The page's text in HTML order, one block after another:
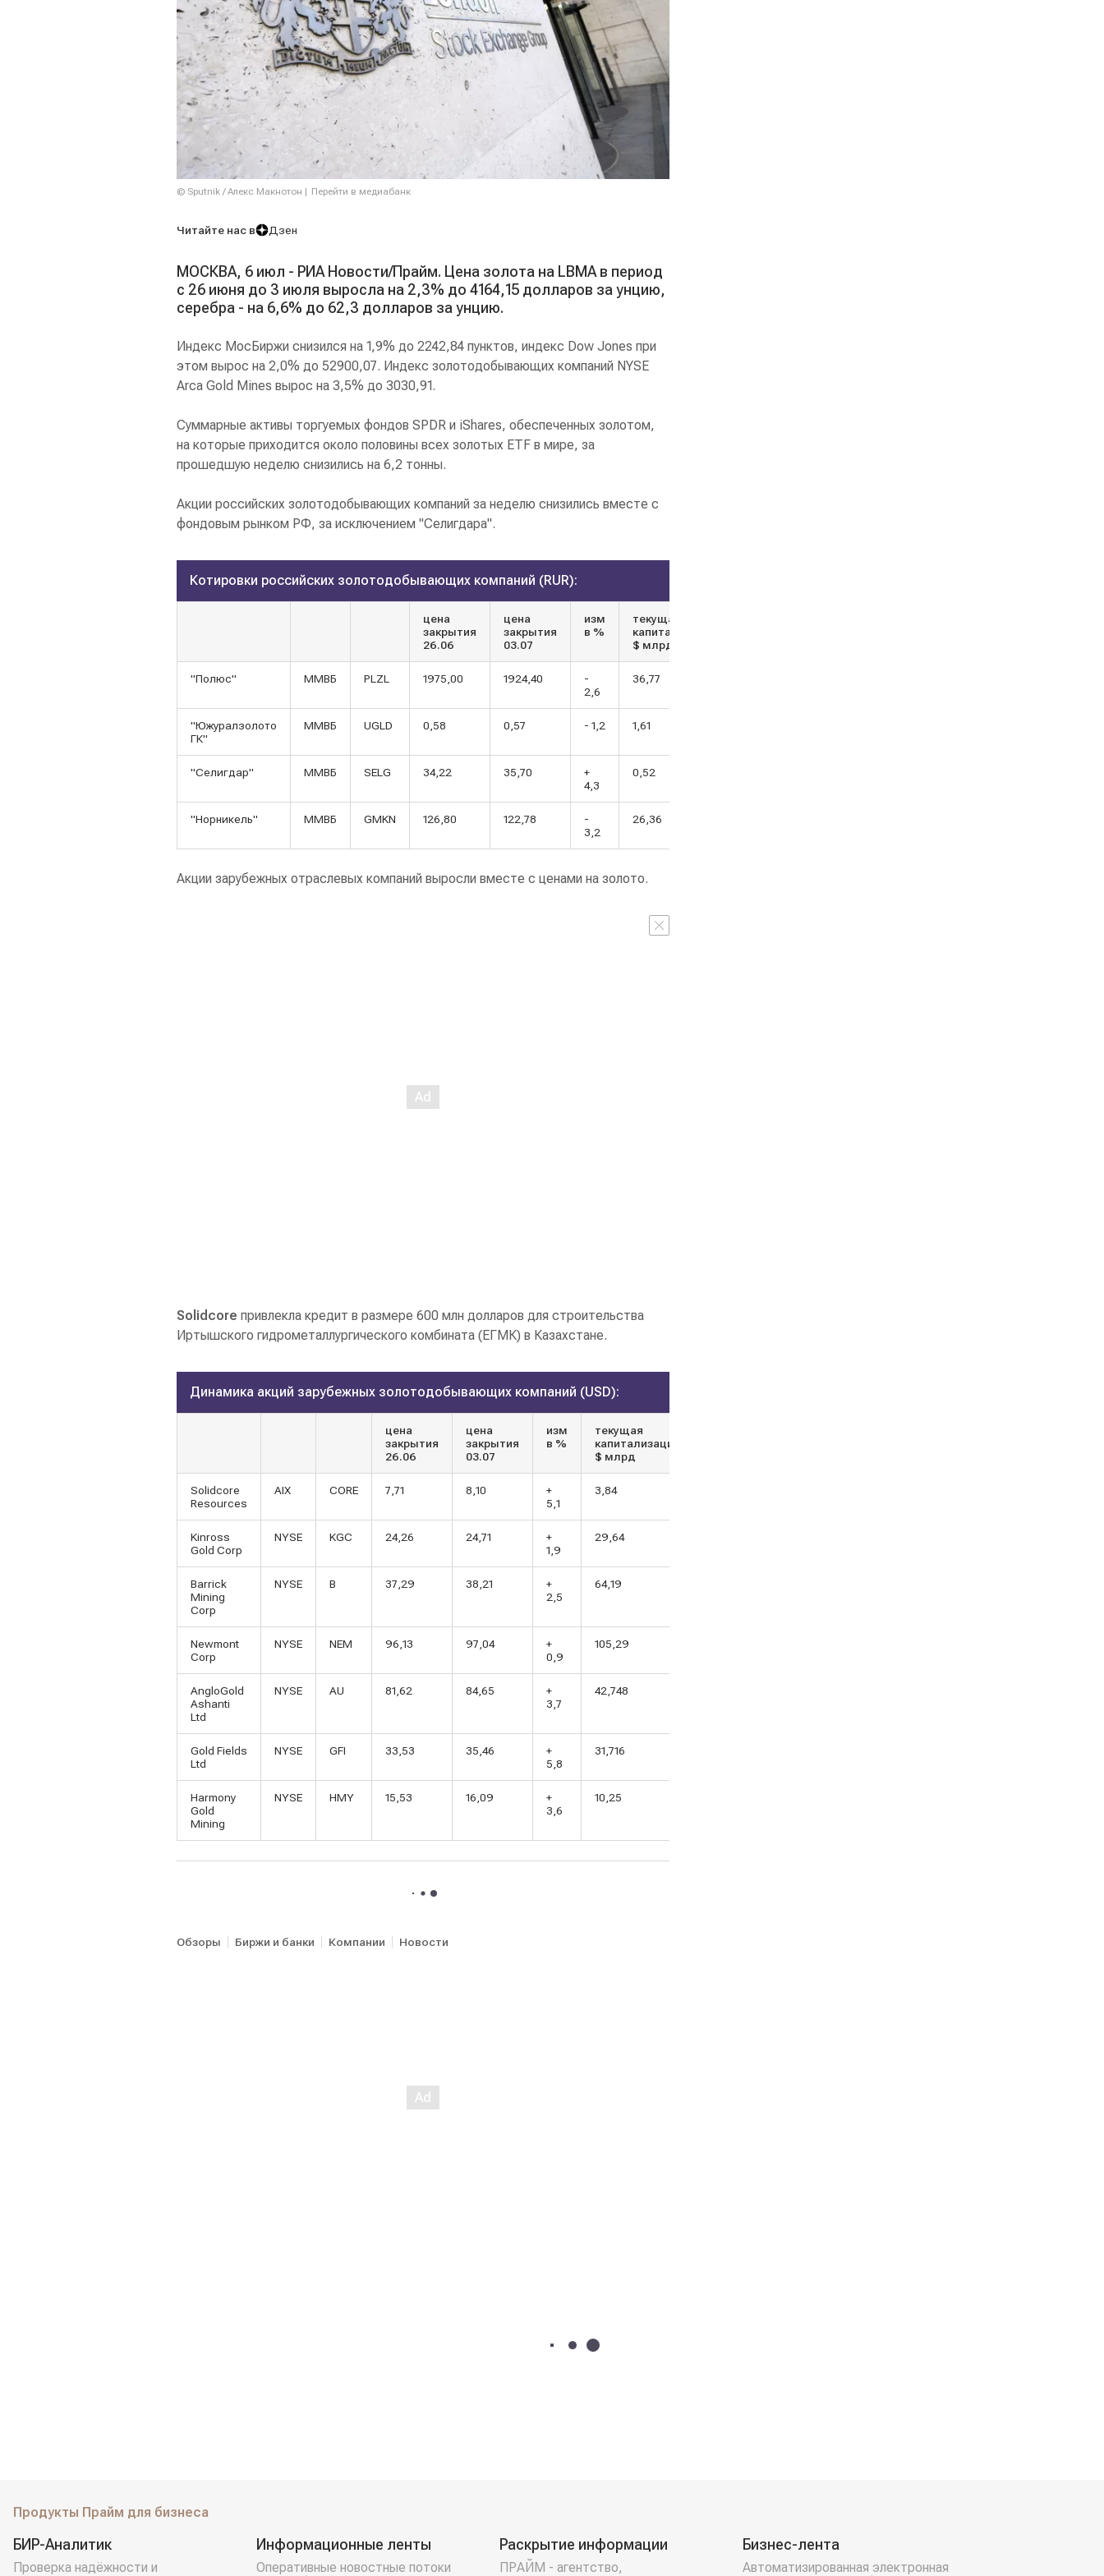
© Sputnik / Алекс Макнотон Перейти в медиабанк
Читайте нас в Дзен
МОСКВА, 6 июл - РИА Новости/Прайм. Цена золота на LBMA в период
с 26 июня до 3 июля выросла на 2,3% до 4164,15 долларов за унцию,
серебра - на 6,6% до 62,3 долларов за унцию.
Индекс МосБиржи снизился на 1,9% до 2242,84 пунктов, индекс Dow Jones при
этом вырос на 2,0% до 52900,07. Индекс золотодобывающих компаний NYSE
Arca Gold Mines вырос на 3,5% до 3030,91.
Суммарные активы торгуемых фондов SPDR и iShares, обеспеченных золотом,
на которые приходится около половины всех золотых ETF в мире, за
прошедшую неделю снизились на 6,2 тонны.
Акции российских золотодобывающих компаний за неделю снизились вместе с
фондовым рынком РФ, за исключением "Селигдара".
Котировки российских золотодобывающих компаний (RUR):
цена
закрытия
26.06
цена
закрытия
03.07
изм
в %
текущая
капитализация
$ млрд
"Полюс" ММВБ PLZL 1975,00 1924,40
-
2,6
36,77
"Южуралзолото
ГК"
ММВБ UGLD 0,58 0,57 - 1,2 1,61
"Селигдар" ММВБ SELG 34,22 35,70
+
4,3
0,52
"Норникель" ММВБ GMKN 126,80 122,78
-
3,2
26,36
Акции зарубежных отраслевых компаний выросли вместе с ценами на золото.
Solidcore привлекла кредит в размере 600 млн долларов для строительства
Иртышского гидрометаллургического комбината (ЕГМК) в Казахстане.
Динамика акций зарубежных золотодобывающих компаний (USD):
цена
закрытия
26.06
цена
закрытия
03.07
изм
в %
текущая
капитализация
$ млрд
Solidcore
Resources
AIX CORE 7,71 8,10
+
5,1
3,84
Kinross
Gold Corp
NYSE KGC 24,26 24,71
+
1,9
29,64
Barrick
Mining
Corp
NYSE B 37,29 38,21
+
2,5
64,19
Newmont
Corp
NYSE NEM 96,13 97,04
+
0,9
105,29
AngloGold
Ashanti
Ltd
NYSE AU 81,62 84,65
+
3,7
42,748
Gold Fields
Ltd
NYSE GFI 33,53 35,46
+
5,8
31,716
Harmony
Gold
Mining
NYSE HMY 15,53 16,09
+
3,6
10,25
Обзоры Биржи и банки Компании Новости
Продукты Прайм для бизнеса
БИР-Аналитик
Проверка надёжности и
Информационные ленты
Оперативные новостные потоки
Раскрытие информации
ПРАЙМ - агентство,
Бизнес-лента
Автоматизированная электронная